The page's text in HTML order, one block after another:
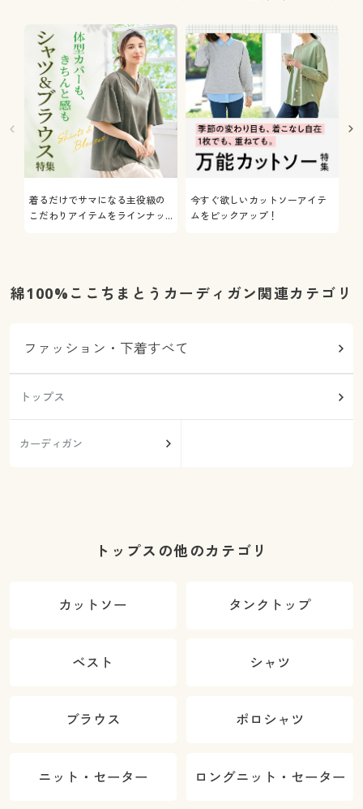
着るだけでサマになる主役級の
こだわりアイテムをラインナッ
今すぐ欲しいカットソーアイテ
ムをピックアップ！
綿100%ここちまとうカーディガン関連カテゴリ
ファッション・下着すべて
トップス
カーディガン
トップスの他のカテゴリ
カットソー タンクトップ
ベスト シャツ
ブラウス ポロシャツ
ニット・セーター ロングニット・セーター